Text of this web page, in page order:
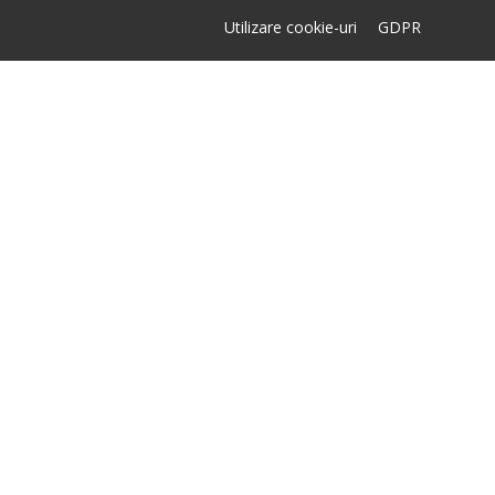
Utilizare cookie-uri GDPR